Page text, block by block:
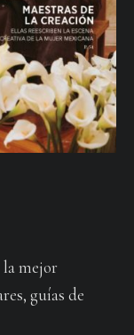
la mejor
guías de